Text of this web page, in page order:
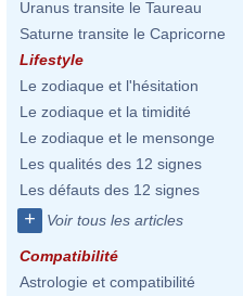
Uranus transite le Taureau
Saturne transite le Capricorne
Lifestyle
Le zodiaque et l'hésitation
Le zodiaque et la timidité
Le zodiaque et le mensonge
Les qualités des 12 signes
Les défauts des 12 signes
+ Voir tous les articles
Compatibilité
Astrologie et compatibilité